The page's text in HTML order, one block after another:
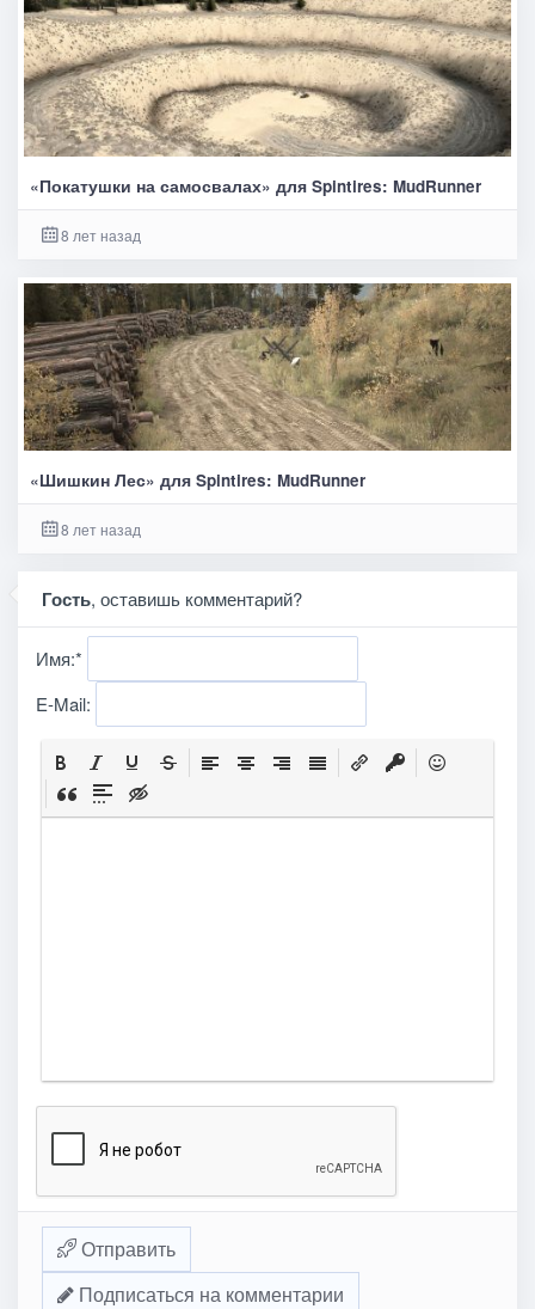
«Покатушки на самосвалах» для Spintires: MudRunner
8 лет назад
«Шишкин Лес» для Spintires: MudRunner
8 лет назад
Гость, оставишь комментарий?
Имя:*
E-Mail:
Отправить
Подписаться на комментарии